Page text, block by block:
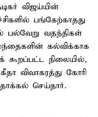
விஜய்யின்
பங்கேற்காதது
பல்வேறு வதந்திகள்
கல்விக்காக
கூறப்பட்ட நிலையில்,
விவாகரத்து கோரி
செய்தார்.